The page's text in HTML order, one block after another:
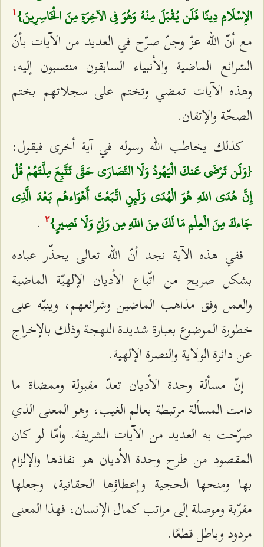
الإِسْلَامِ دِينًا فَلَن يُقْبَلَ مِنْهُ وَهُوَ فِي الآخِرَةِ مِنَ الْخَاسِرِينَ}۱
مع أنّ الله عزّ وجلّ صرّح في العديد من الآيات بأنّ
الشرائع الماضية والأنبياء السابقون منتسبون إليه،
وهذه الآيات تمضي وتختم على سجلاتهم بختم
الصحّة والإتقان.
كذلك يخاطب الله رسوله في آية أخرى فيقول:
{وَلَن تَرْضَى عَنكَ الْيَهُودُ وَلَا النَّصَارَى حَتَّى تَتَّبِعَ مِلَّتَهُمْ قُلْ
إِنَّ هُدَى اللّهِ هُوَ الْهُدَى وَلَئِنِ اتَّبَعْتَ أَهْوَاءهُم بَعْدَ الَّذِي
جَاءكَ مِنَ الْعِلْمِ مَا لَكَ مِنَ اللّهِ مِن وَلِيٍّ وَلَا نَصِيرٍ}٢ .
ففي هذه الآية نجد أنّ الله تعالى يحذّر عباده
بشكل صريح من اتّباع الأديان الإلهيّة الماضية
والعمل وفق مذاهب الماضين وشرائعهم، وينبّه على
خطورة الموضوع بعبارة شديدة اللهجة وذلك بالإخراج
عن دائرة الولاية والنصرة الإلهية.
إنّ مسألة وحدة الأديان تعدّ مقبولة وممضاة ما
دامت المسألة مرتبطة بعالم الغيب، وهو المعنى الذي
صرّحت به العديد من الآيات الشريفة. وأمّا لو كان
المقصود من طرح وحدة الأديان هو نفاذها والإلزام
بها ومنحها الحجية وإعطاؤها الحقانية، وجعلها
مقرّبة وموصلة إلى مراتب كمال الإنسان، فهذا المعنى
مردود وباطل قطعًا.